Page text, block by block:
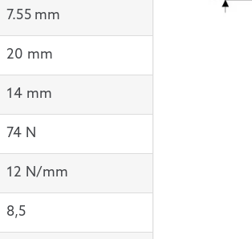
7.55 mm
20 mm
14 mm
74 N
12 N/mm
8,5